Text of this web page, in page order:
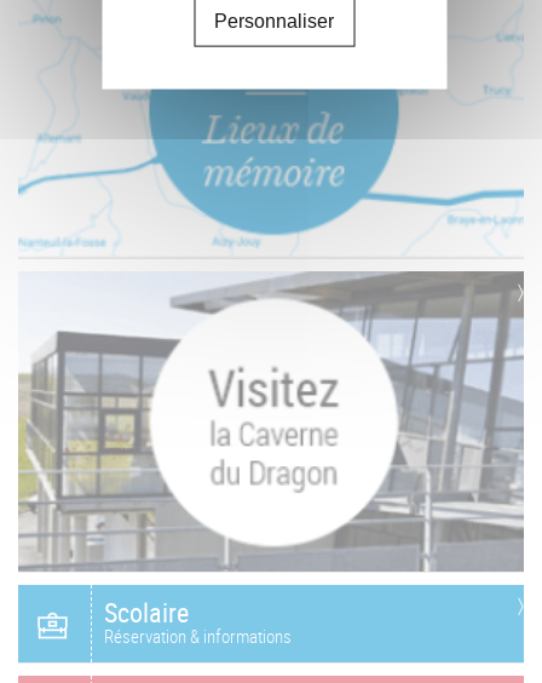
Scolaire
Réservation & informations
Personnaliser